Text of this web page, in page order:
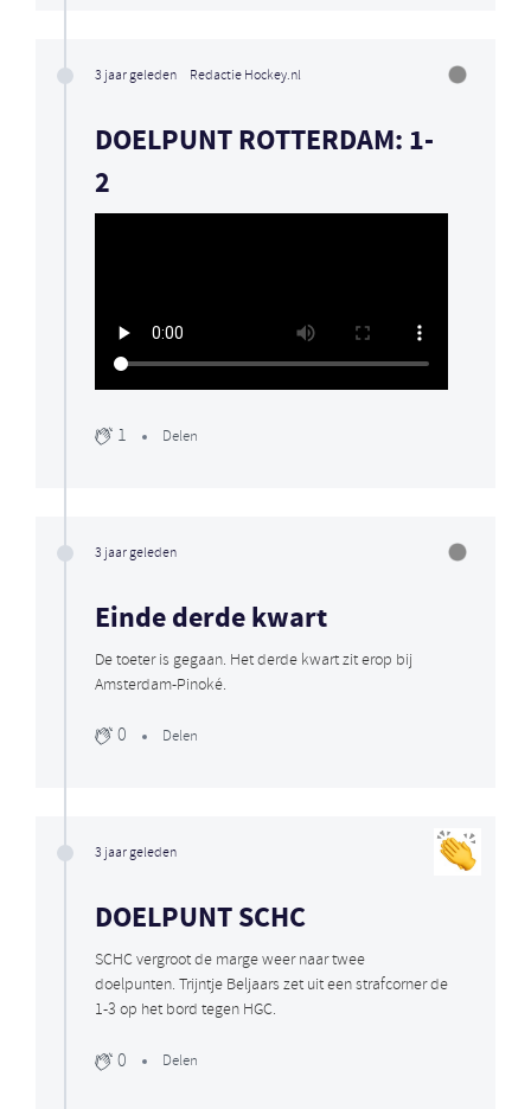
3 jaar geleden Redactie Hockey.nl
DOELPUNT ROTTERDAM: 1-
2
1 Delen
3 jaar geleden
Einde derde kwart
De toeter is gegaan. Het derde kwart zit erop bij
Amsterdam-Pinoké.
0 Delen
3 jaar geleden
DOELPUNT SCHC
SCHC vergroot de marge weer naar twee
doelpunten. Trijntje Beljaars zet uit een strafcorner de
1-3 op het bord tegen HGC.
0 Delen